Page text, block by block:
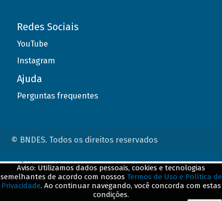
Redes Sociais
YouTube
Instagram
Ajuda
Perguntas frequentes
© BNDES. Todos os direitos reservados
Aviso: Utilizamos dados pessoais, cookies e tecnologias
semelhantes de acordo com nossos Termos de Uso e Política de
Privacidade. Ao continuar navegando, você concorda com estas
condições.
ConteÃºdo complementar
${title}${badge}